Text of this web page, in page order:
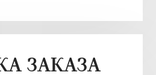
ЗАКАЗА